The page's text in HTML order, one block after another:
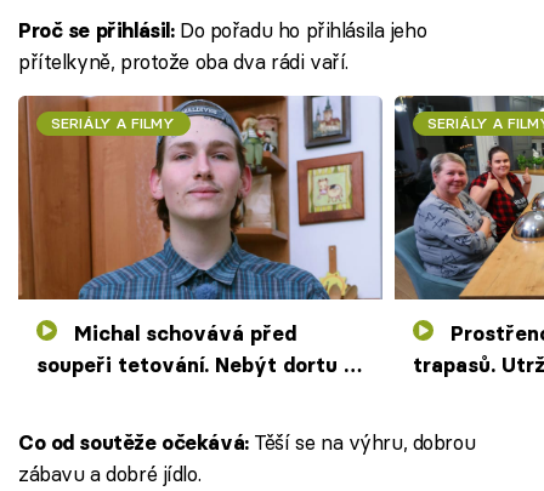
Proč se přihlásil:Do pořadu ho přihlásila jeho
přítelkyně, protože oba dva rádi vaří.
SERIÁLY A FILMY
soupeři tetování. Nebýt dortu z
SERIÁLY A
trapasů.
začátkem
Co od soutěže očekává:Těší se na výhru, dobrou
zábavu a dobré jídlo.